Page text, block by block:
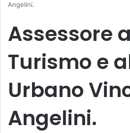
Angelini.
Assessore
Turismo e
Urbano
Angelini.